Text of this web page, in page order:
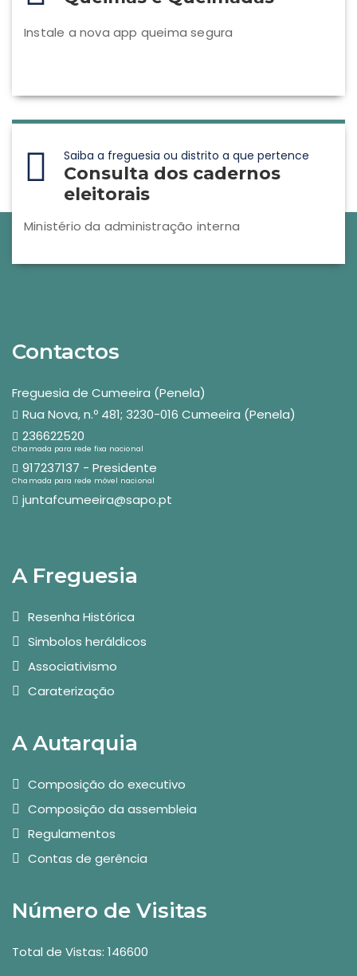
Instale a nova app queima segura
Saiba a freguesia ou distrito a que pertence
Consulta dos cadernos
eleitorais
Ministério da administração interna
Contactos
Freguesia de Cumeeira (Penela)
Rua Nova, n.º 481; 3230-016 Cumeeira (Penela)
236622520
Chamada para rede fixa nacional
917237137 - Presidente
Chamada para rede móvel nacional
juntafcumeeira@sapo.pt
A Freguesia
Resenha Histórica
Simbolos heráldicos
Associativismo
Caraterização
A Autarquia
Composição do executivo
Composição da assembleia
Regulamentos
Contas de gerência
Número de Visitas
Total de Vistas: 146600